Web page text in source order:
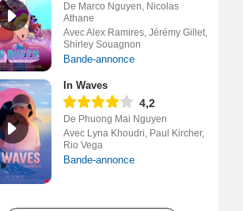
De Marco Nguyen, Nicolas
Athane
Avec Alex Ramires, Jérémy Gillet,
Shirley Souagnon
Bande-annonce
In Waves
4,2
De Phuong Mai Nguyen
Avec Lyna Khoudri, Paul Kircher,
Rio Vega
Bande-annonce